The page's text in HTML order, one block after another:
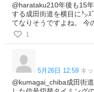
@harataku210年後も15
する成田街道を横目に㌧ｽ
てなりそうですよね。 今
1
5月26日 12:59 キ
@kumagai_chiba成田街